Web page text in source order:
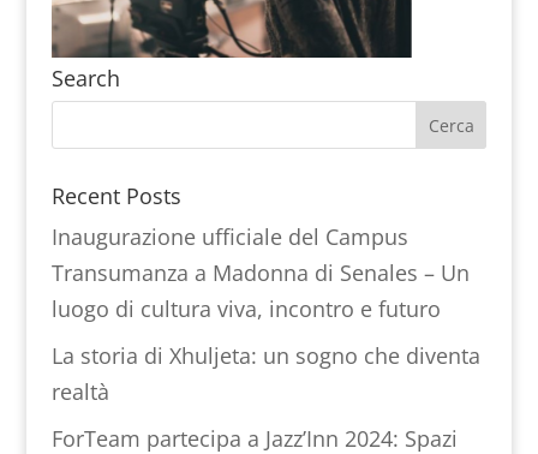
Search
Recent Posts
Inaugurazione ufficiale del Campus
Transumanza a Madonna di Senales – Un
luogo di cultura viva, incontro e futuro
La storia di Xhuljeta: un sogno che diventa
realtà
ForTeam partecipa a Jazz’Inn 2024: Spazi